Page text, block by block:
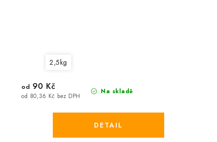
2,5kg
Na skladě
od 80,36 Kč bez DPH
od 90 Kč